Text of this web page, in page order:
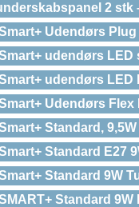
2 stk
Udendørs
udendørs LED
udendørs LED
Udendørs
Standard,
Standard E27
Standard 9W
Standard 9W